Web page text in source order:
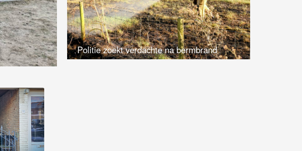
Politie zoekt verdachte na bermbrand